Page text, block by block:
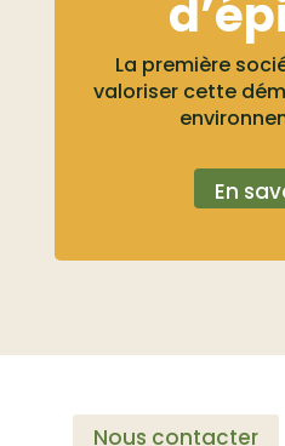
La première
valoriser cette
En
Nous contacter